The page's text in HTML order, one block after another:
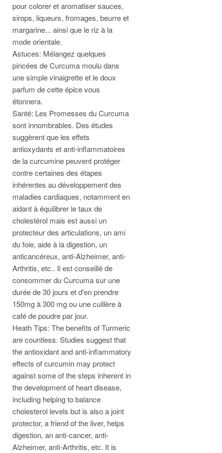
pour colorer et aromatiser sauces,
sirops, liqueurs, fromages, beurre et
margarine... ainsi que le riz à la
mode orientale.
Astuces: Mélangez quelques
pincées de Curcuma moulu dans
une simple vinaigrette et le doux
parfum de cette épice vous
étonnera.
Santé: Les Promesses du Curcuma
sont innombrables. Des études
suggèrent que les effets
antioxydants et anti-inflammatoires
de la curcumine peuvent protéger
contre certaines des étapes
inhérentes au développement des
maladies cardiaques, notamment en
aidant à équilibrer le taux de
cholestérol mais est aussi un
protecteur des articulations, un ami
du foie, aide à la digestion, un
anticancéreux, anti-Alzheimer, anti-
Arthritis, etc.. Il est conseillé de
consommer du Curcuma sur une
durée de 30 jours et d'en prendre
150mg à 300 mg ou une cuillère à
café de poudre par jour.
Heath Tips: The benefits of Turmeric
are countless. Studies suggest that
the antioxidant and anti-inflammatory
effects of curcumin may protect
against some of the steps inherent in
the development of heart disease,
including helping to balance
cholesterol levels but is also a joint
protector, a friend of the liver, helps
digestion, an anti-cancer, anti-
Alzheimer, anti-Arthritis, etc. It is